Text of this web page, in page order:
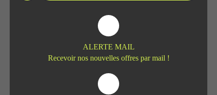
ALERTE MAIL
Recevoir nos nouvelles offres par mail !